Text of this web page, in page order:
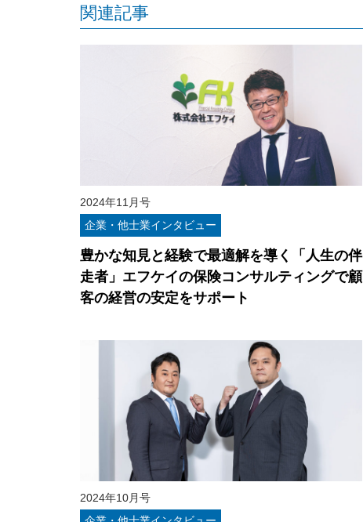
関連記事
2024年11月号
企業・他士業インタビュー
豊かな知見と経験で最適解を導く「人生の伴
走者」エフケイの保険コンサルティングで顧
客の経営の安定をサポート
2024年10月号